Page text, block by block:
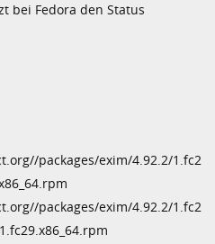
bei Fedora den Status
packages/exim/4.92.2/1.fc2
packages/exim/4.92.2/1.fc2